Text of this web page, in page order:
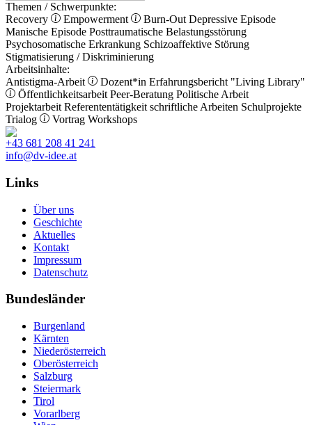
Themen / Schwerpunkte:
Recovery
Empowerment Burn-Out Depressive Episode
Manische Episode Posttraumatische Belastungsstörung
Psychosomatische Erkrankung Schizoaffektive Störung
Stigmatisierung / Diskriminierung
Arbeitsinhalte:
Antistigma-Arbeit
Dozent*in Erfahrungsbericht "Living Library"
Öffentlichkeitsarbeit Peer-Beratung Politische Arbeit
Projektarbeit Referententätigkeit schriftliche Arbeiten Schulprojekte
Trialog
Vortrag Workshops
+43 681 208 41 241
info@dv-idee.at
Links
Über uns
Geschichte
Aktuelles
Kontakt
Impressum
Datenschutz
Bundesländer
Burgenland
Kärnten
Niederösterreich
Oberösterreich
Salzburg
Steiermark
Tirol
Vorarlberg